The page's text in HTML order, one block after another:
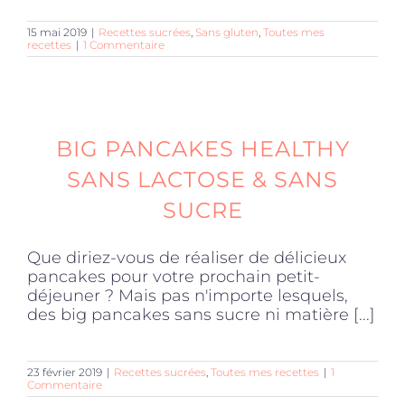
15 mai 2019 | Recettes sucrées, Sans gluten, Toutes mes
recettes | 1 Commentaire
BIG PANCAKES HEALTHY
SANS LACTOSE & SANS
SUCRE
Que diriez-vous de réaliser de délicieux
pancakes pour votre prochain petit-
déjeuner ? Mais pas n'importe lesquels,
des big pancakes sans sucre ni matière [...]
23 février 2019 | Recettes sucrées, Toutes mes recettes | 1
Commentaire